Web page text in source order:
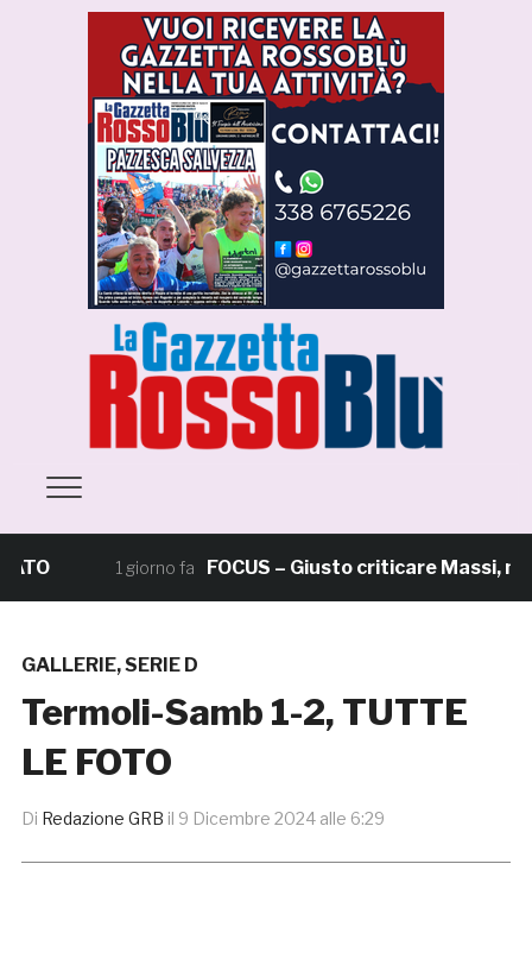
1 giorno fa FOCUS – Giusto criticare Massi, ma
GALLERIE,SERIE D
Termoli-Samb 1-2, TUTTE
LE FOTO
Di Redazione GRB il 9 Dicembre 2024 alle 6:29